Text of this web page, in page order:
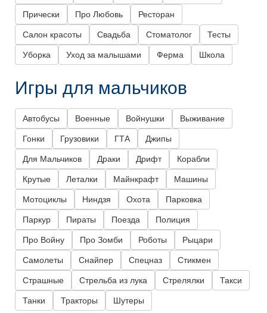
Прически Про Любовь Ресторан
Салон красоты Свадьба Стоматолог Тесты
Уборка Уход за малышами Ферма Школа
Игры для мальчиков
Автобусы Военные Войнушки Выживание
Гонки Грузовики ГТА Джипы
Для Мальчиков Драки Дрифт Корабли
Крутые Леталки Майнкрафт Машины
Мотоциклы Ниндзя Охота Парковка
Паркур Пираты Поезда Полиция
Про Войну Про Зомби Роботы Рыцари
Самолеты Снайпер Спецназ Стикмен
Страшные Стрельба из лука Стрелялки Такси
Танки Тракторы Шутеры